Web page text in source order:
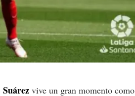
Suárez vive un gran momento como